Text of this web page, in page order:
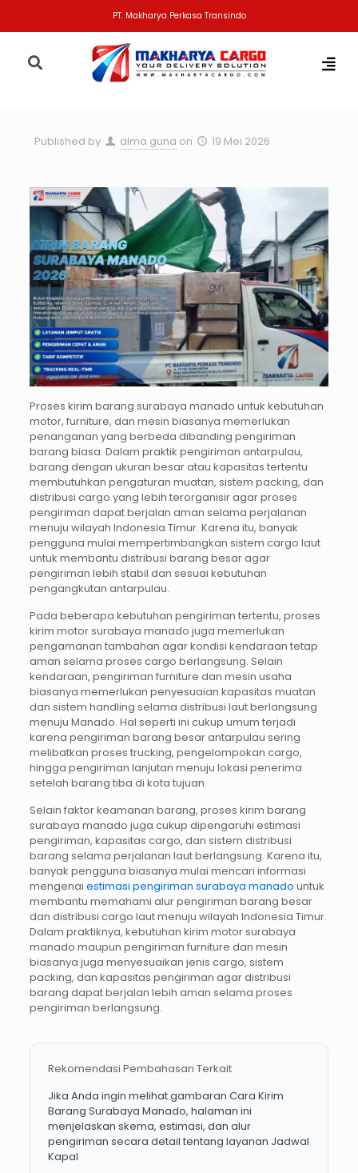
PT. Makharya Perkasa Transindo
Published by alma guna on 19 Mei 2026
Proses kirim barang surabaya manado untuk kebutuhan
motor, furniture, dan mesin biasanya memerlukan
penanganan yang berbeda dibanding pengiriman
barang biasa. Dalam praktik pengiriman antarpulau,
barang dengan ukuran besar atau kapasitas tertentu
membutuhkan pengaturan muatan, sistem packing, dan
distribusi cargo yang lebih terorganisir agar proses
pengiriman dapat berjalan aman selama perjalanan
menuju wilayah Indonesia Timur. Karena itu, banyak
pengguna mulai mempertimbangkan sistem cargo laut
untuk membantu distribusi barang besar agar
pengiriman lebih stabil dan sesuai kebutuhan
pengangkutan antarpulau.
Pada beberapa kebutuhan pengiriman tertentu, proses
kirim motor surabaya manado juga memerlukan
pengamanan tambahan agar kondisi kendaraan tetap
aman selama proses cargo berlangsung. Selain
kendaraan, pengiriman furniture dan mesin usaha
biasanya memerlukan penyesuaian kapasitas muatan
dan sistem handling selama distribusi laut berlangsung
menuju Manado. Hal seperti ini cukup umum terjadi
karena pengiriman barang besar antarpulau sering
melibatkan proses trucking, pengelompokan cargo,
hingga pengiriman lanjutan menuju lokasi penerima
setelah barang tiba di kota tujuan.
Selain faktor keamanan barang, proses kirim barang
surabaya manado juga cukup dipengaruhi estimasi
pengiriman, kapasitas cargo, dan sistem distribusi
barang selama perjalanan laut berlangsung. Karena itu,
banyak pengguna biasanya mulai mencari informasi
mengenai estimasi pengiriman surabaya manado untuk
membantu memahami alur pengiriman barang besar
dan distribusi cargo laut menuju wilayah Indonesia Timur.
Dalam praktiknya, kebutuhan kirim motor surabaya
manado maupun pengiriman furniture dan mesin
biasanya juga menyesuaikan jenis cargo, sistem
packing, dan kapasitas pengiriman agar distribusi
barang dapat berjalan lebih aman selama proses
pengiriman berlangsung.
Rekomendasi Pembahasan Terkait
Jika Anda ingin melihat gambaran Cara Kirim
Barang Surabaya Manado, halaman ini
menjelaskan skema, estimasi, dan alur
pengiriman secara detail tentang layanan Jadwal
Kapal